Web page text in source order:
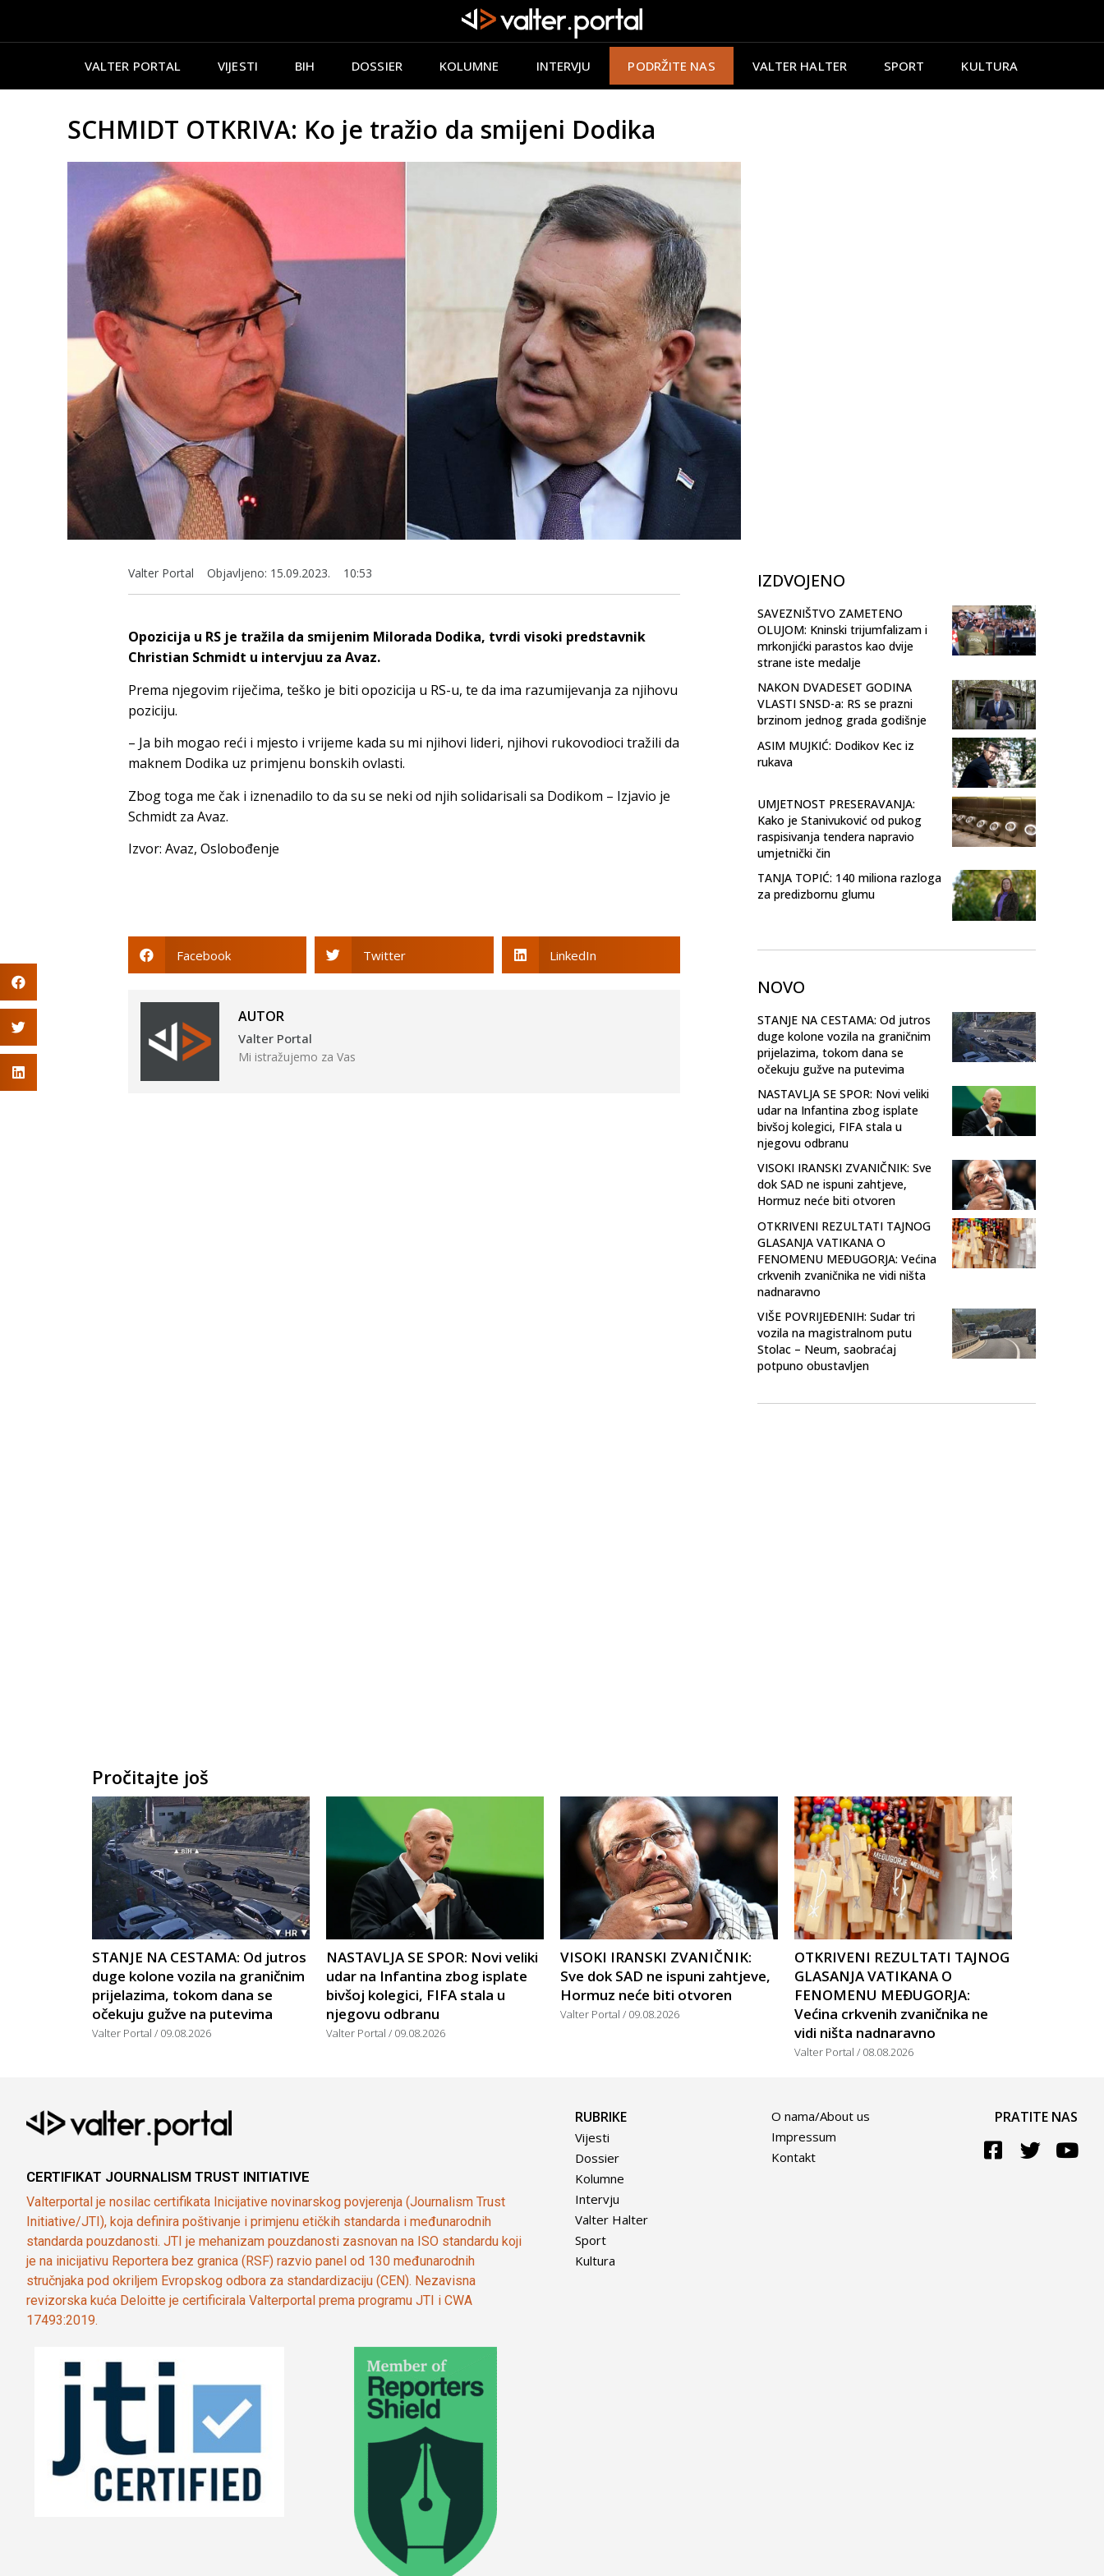
VALTER PORTAL VIJESTI BIH DOSSIER KOLUMNE INTERVJU PODRŽITE NAS VALTER HALTER SPORT KULTURA
SCHMIDT OTKRIVA: Ko je tražio da smijeni Dodika
Valter Portal Objavljeno: 15.09.2023. 10:53
Opozicija u RS je tražila da smijenim Milorada Dodika, tvrdi visoki predstavnik
Christian Schmidt u intervjuu za Avaz.
Prema njegovim riječima, teško je biti opozicija u RS-u, te da ima razumijevanja za njihovu
poziciju.
– Јa bih mogao reći i mjesto i vrijeme kada su mi njihovi lideri, njihovi rukovodioci tražili da
maknem Dodika uz primjenu bonskih ovlasti.
Zbog toga me čak i iznenadilo to da su se neki od njih solidarisali sa Dodikom – Izjavio je
Schmidt za Avaz.
Izvor: Avaz, Oslobođenje
Facebook Twitter LinkedIn
AUTOR
Valter Portal
Mi istražujemo za Vas
IZDVOJENO
SAVEZNIŠTVO ZAMETENO
OLUJOM: Kninski trijumfalizam i
mrkonjićki parastos kao dvije
strane iste medalje
NAKON DVADESET GODINA
VLASTI SNSD-a: RS se prazni
brzinom jednog grada godišnje
ASIM MUJKIĆ: Dodikov Kec iz
rukava
UMJETNOST PRESERAVANJA:
Kako je Stanivuković od pukog
raspisivanja tendera napravio
umjetnički čin
TANJA TOPIĆ: 140 miliona razloga
za predizbornu glumu
NOVO
STANJE NA CESTAMA: Od jutros
duge kolone vozila na graničnim
prijelazima, tokom dana se
očekuju gužve na putevima
NASTAVLJA SE SPOR: Novi veliki
udar na Infantina zbog isplate
bivšoj kolegici, FIFA stala u
njegovu odbranu
VISOKI IRANSKI ZVANIČNIK: Sve
dok SAD ne ispuni zahtjeve,
Hormuz neće biti otvoren
OTKRIVENI REZULTATI TAJNOG
GLASANJA VATIKANA O
FENOMENU MEĐUGORJA: Većina
crkvenih zvaničnika ne vidi ništa
nadnaravno
VIŠE POVRIJEĐENIH: Sudar tri
vozila na magistralnom putu
Stolac – Neum, saobraćaj
potpuno obustavljen
Pročitajte još
STANJE NA CESTAMA: Od jutros
duge kolone vozila na graničnim
prijelazima, tokom dana se
očekuju gužve na putevima
Valter Portal 09.08.2026
NASTAVLJA SE SPOR: Novi veliki
udar na Infantina zbog isplate
bivšoj kolegici, FIFA stala u
njegovu odbranu
Valter Portal 09.08.2026
VISOKI IRANSKI ZVANIČNIK:
Sve dok SAD ne ispuni zahtjeve,
Hormuz neće biti otvoren
Valter Portal 09.08.2026
OTKRIVENI REZULTATI TAJNOG
GLASANJA VATIKANA O
FENOMENU MEĐUGORJA:
Većina crkvenih zvaničnika ne
vidi ništa nadnaravno
Valter Portal 08.08.2026
CERTIFIKAT JOURNALISM TRUST INITIATIVE
Valterportal je nosilac certifikata Inicijative novinarskog povjerenja (Journalism Trust
Initiative/JTI), koja definira poštivanje i primjenu etičkih standarda i međunarodnih
standarda pouzdanosti. JTI je mehanizam pouzdanosti zasnovan na ISO standardu koji
je na inicijativu Reportera bez granica (RSF) razvio panel od 130 međunarodnih
stručnjaka pod okriljem Evropskog odbora za standardizaciju (CEN). Nezavisna
revizorska kuća Deloitte je certificirala Valterportal prema programu JTI i CWA
17493:2019.
RUBRIKE
Vijesti
Dossier
Kolumne
Intervju
Valter Halter
Sport
Kultura
O nama/About us
Impressum
Kontakt
PRATITE NAS